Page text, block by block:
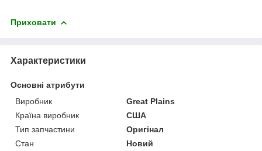
Приховати
Характеристики
Основні атрибути
Виробник
Great Plains
Країна виробник
США
Тип запчастини
Оригінал
Стан
Новий